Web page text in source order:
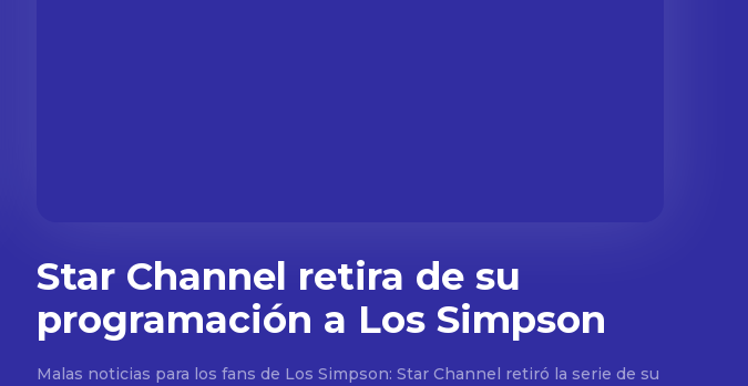
Star Channel retira de su
programación a Los Simpson
Malas noticias para los fans de Los Simpson: Star Channel retiró la serie de su